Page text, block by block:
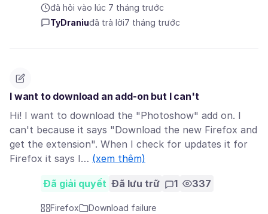
đã hỏi vào lúc 7 tháng trước
TyDraniuđã trả lời7 tháng trước
I want to download an add-on but I can't
Hi! I want to download the "Photoshow" add on. I
can't because it says "Download the new Firefox and
get the extension". When I check for updates it for
Firefox it says I… (xem thêm)
Đã giải quyết Đã lưu trữ 1 337
Firefox
Download failure